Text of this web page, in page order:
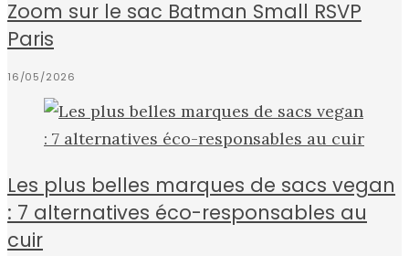
Zoom sur le sac Batman Small RSVP
Paris
16/05/2026
Les plus belles marques de sacs vegan
: 7 alternatives éco-responsables au
cuir